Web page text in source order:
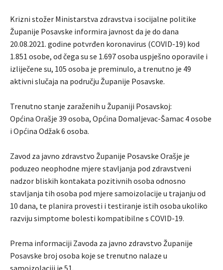
Krizni stožer Ministarstva zdravstva i socijalne politike
Županije Posavske informira javnost da je do dana
20.08.2021. godine potvrđen koronavirus (COVID-19) kod
1.851 osobe, od čega su se 1.697 osoba uspješno oporavile i
izliječene su, 105 osoba je preminulo, a trenutno je 49
aktivni slučaja na području Županije Posavske.
Trenutno stanje zaraženih u Županiji Posavskoj:
Općina Orašje 39 osoba, Općina Domaljevac-Šamac 4 osobe
i Općina Odžak 6 osoba.
Zavod za javno zdravstvo Županije Posavske Orašje je
poduzeo neophodne mjere stavljanja pod zdravstveni
nadzor bliskih kontakata pozitivnih osoba odnosno
stavljanja tih osoba pod mjere samoizolacije u trajanju od
10 dana, te planira provesti i testiranje istih osoba ukoliko
razviju simptome bolesti kompatibilne s COVID-19.
Prema informaciji Zavoda za javno zdravstvo Županije
Posavske broj osoba koje se trenutno nalaze u
samoizolaciji je 51.